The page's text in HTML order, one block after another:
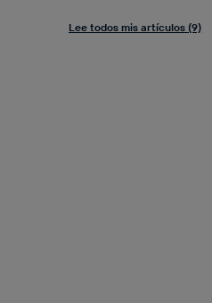
Lee todos mis artículos (9)